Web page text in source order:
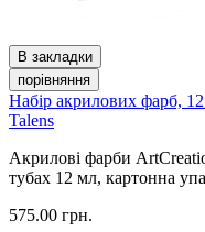
В закладки
порівняння
Набір акрилових фарб,
Talens
Акрилові фарби
тубах 12 мл, картонна
575.00 грн.